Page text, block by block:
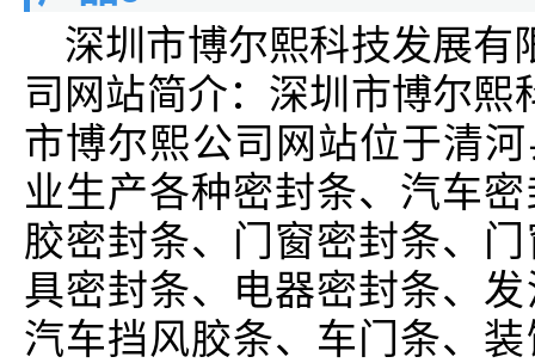
深圳市博尔熙科技发展有
司网站简介：深圳市博尔
市博尔熙公司网站位于清
业生产各种密封条、汽车
胶密封条、门窗密封条、
具密封条、电器密封条、
汽车挡风胶条、车门条、